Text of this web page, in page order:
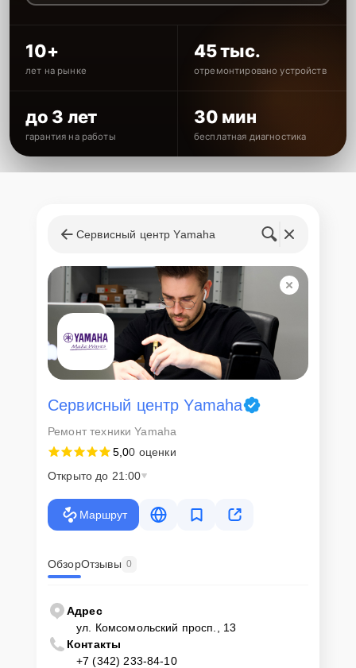
10+
лет на рынке
45 тыс.
отремонтировано устройств
до 3 лет
гарантия на работы
30 мин
бесплатная диагностика
Сервисный центр Yamaha
Сервисный центр Yamaha
Ремонт техники Yamaha
5,00 оценки
Открыто до 21:00
Маршрут
ОбзорОтзывы 0
Адрес
ул. Комсомольский просп., 13
Контакты
+7 (342) 233-84-10